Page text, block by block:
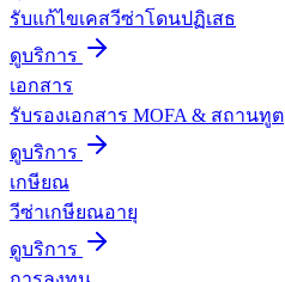
รับแก้ไขเคสวีซ่าโดนปฏิเสธ
ดูบริการ
เอกสาร
รับรองเอกสาร MOFA & สถานทูต
ดูบริการ
เกษียณ
วีซ่าเกษียณอายุ
ดูบริการ